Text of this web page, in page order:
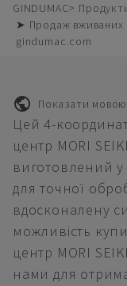
GINDUMAC
➤ Продаж вживаних
gindumac.com
Показати мовою
Цей 4-
центр MORI
виготовлений у
для точної
вдосконалену
можливість
центр MORI
нами для